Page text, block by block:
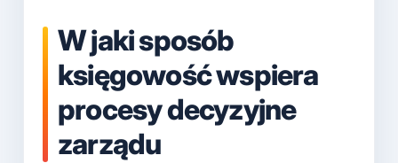
W jaki sposób
księgowość wspiera
procesy decyzyjne
zarządu